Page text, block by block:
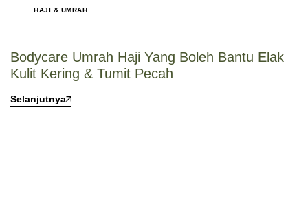
HAJI & UMRAH
Bodycare Umrah Haji Yang Boleh Bantu Elak
Kulit Kering & Tumit Pecah
Selanjutnya